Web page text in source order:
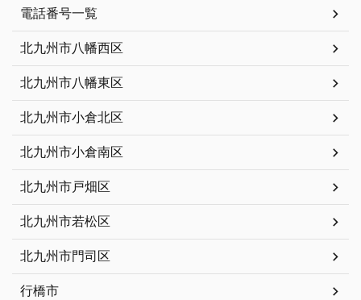
電話番号一覧
北九州市八幡西区
北九州市八幡東区
北九州市小倉北区
北九州市小倉南区
北九州市戸畑区
北九州市若松区
北九州市門司区
行橋市